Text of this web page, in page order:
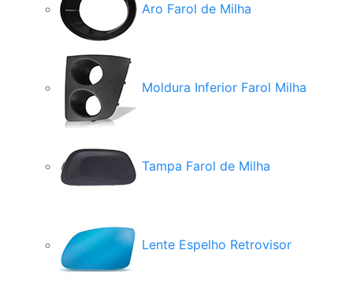
Aro Farol de Milha
Moldura Inferior Farol Milha
Tampa Farol de Milha
Lente Espelho Retrovisor